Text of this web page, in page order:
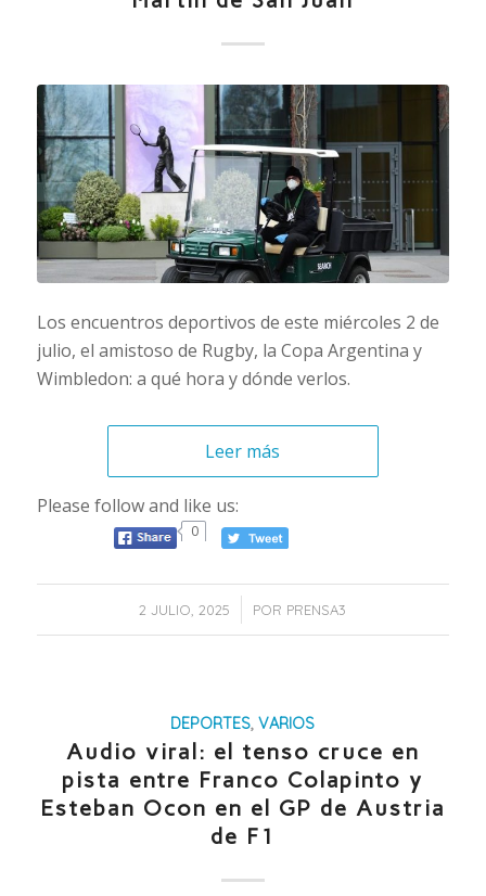
Los encuentros deportivos de este miércoles 2 de
julio, el amistoso de Rugby, la Copa Argentina y
Wimbledon: a qué hora y dónde verlos.
Leer más
Please follow and like us:
0
2 JULIO, 2025
/ POR PRENSA3
DEPORTES,VARIOS
Audio viral: el tenso cruce en
pista entre Franco Colapinto y
Esteban Ocon en el GP de Austria
de F1